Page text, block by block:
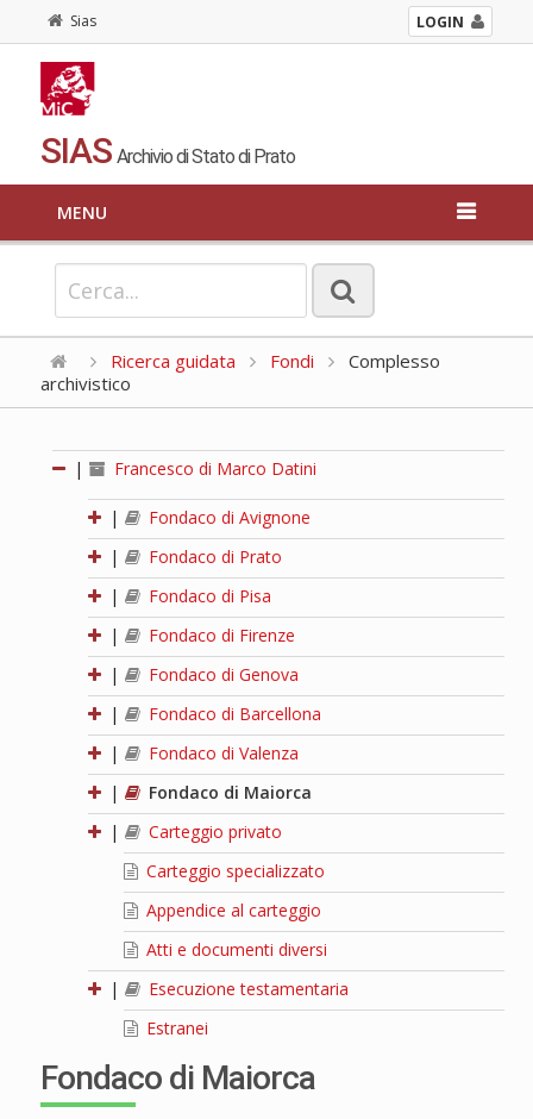
Sias LOGIN
SIAS Archivio di Stato di Prato
MENU
Ricerca guidata Fondi
Complesso
archivistico
| Francesco di Marco Datini
|
Fondaco di Avignone
|
Fondaco di Prato
|
Fondaco di Pisa
|
Fondaco di Firenze
|
Fondaco di Genova
|
Fondaco di Barcellona
|
Fondaco di Valenza
|
Fondaco di Maiorca
|
Carteggio privato
Carteggio specializzato
Appendice al carteggio
Atti e documenti diversi
|
Esecuzione testamentaria
Estranei
Fondaco di Maiorca